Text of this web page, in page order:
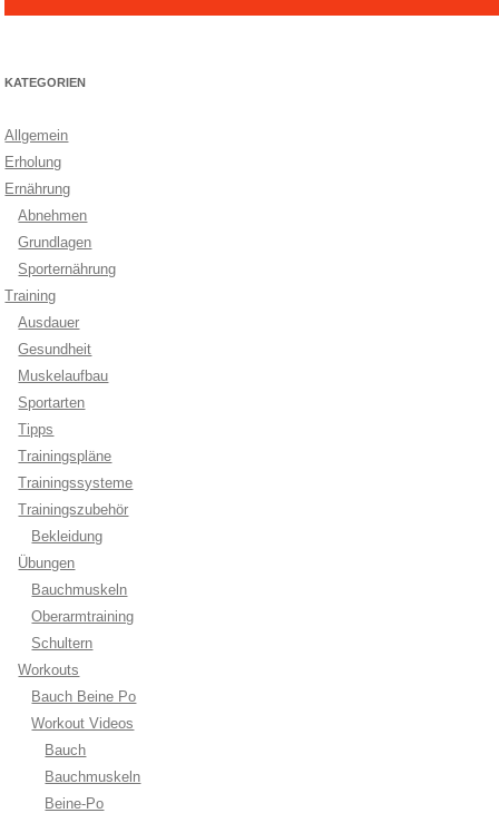
KATEGORIEN
Allgemein
Erholung
Ernährung
Abnehmen
Grundlagen
Sporternährung
Training
Ausdauer
Gesundheit
Muskelaufbau
Sportarten
Tipps
Trainingspläne
Trainingssysteme
Trainingszubehör
Bekleidung
Übungen
Bauchmuskeln
Oberarmtraining
Schultern
Workouts
Bauch Beine Po
Workout Videos
Bauch
Bauchmuskeln
Beine-Po